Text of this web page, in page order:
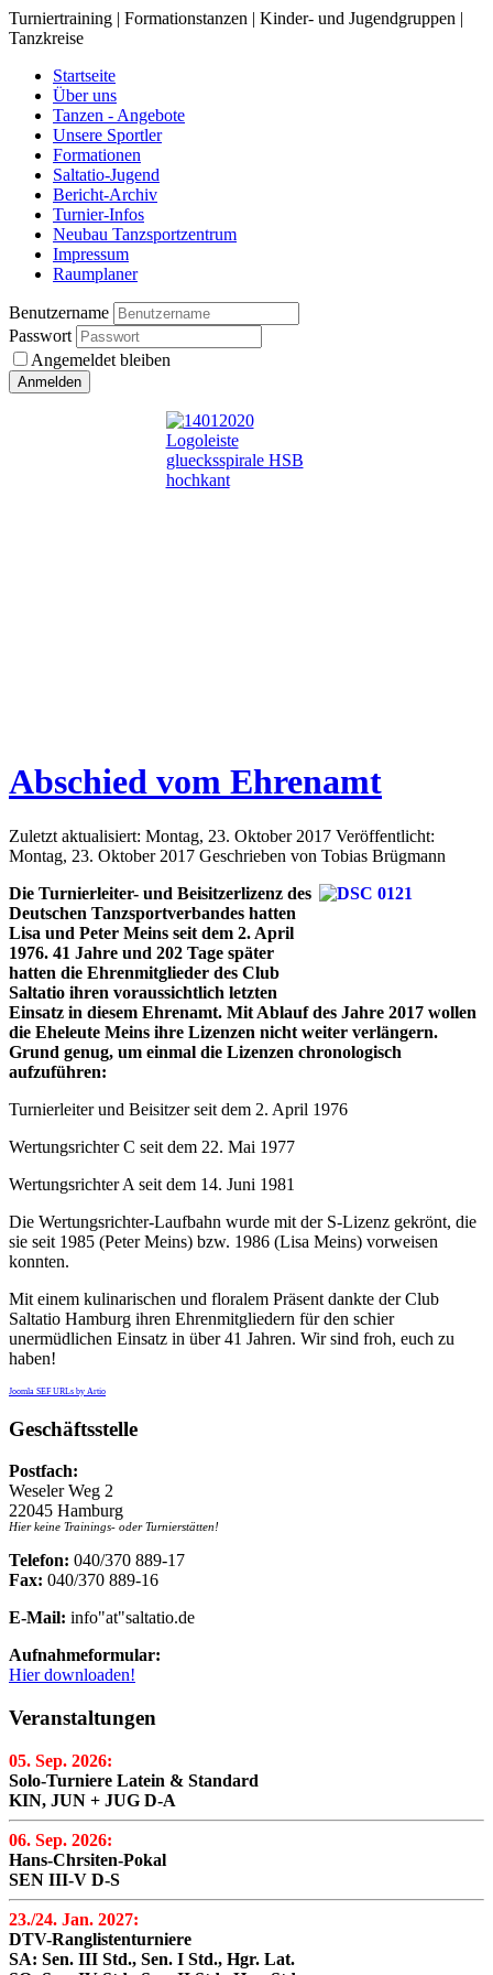
Turniertraining | Formationstanzen | Kinder- und Jugendgruppen |
Tanzkreise
Startseite
Über uns
Tanzen - Angebote
Unsere Sportler
Formationen
Saltatio-Jugend
Bericht-Archiv
Turnier-Infos
Neubau Tanzsportzentrum
Impressum
Raumplaner
Benutzername
Passwort
Angemeldet bleiben
Abschied vom Ehrenamt
Zuletzt aktualisiert: Montag, 23. Oktober 2017 Veröffentlicht:
Montag, 23. Oktober 2017 Geschrieben von Tobias Brügmann
Die Turnierleiter- und Beisitzerlizenz des
Deutschen Tanzsportverbandes hatten
Lisa und Peter Meins seit dem 2. April
1976. 41 Jahre und 202 Tage später
hatten die Ehrenmitglieder des Club
Saltatio ihren voraussichtlich letzten
Einsatz in diesem Ehrenamt. Mit Ablauf des Jahre 2017 wollen
die Eheleute Meins ihre Lizenzen nicht weiter verlängern.
Grund genug, um einmal die Lizenzen chronologisch
aufzuführen:
Turnierleiter und Beisitzer seit dem 2. April 1976
Wertungsrichter C seit dem 22. Mai 1977
Wertungsrichter A seit dem 14. Juni 1981
Die Wertungsrichter-Laufbahn wurde mit der S-Lizenz gekrönt, die
sie seit 1985 (Peter Meins) bzw. 1986 (Lisa Meins) vorweisen
konnten.
Mit einem kulinarischen und floralem Präsent dankte der Club
Saltatio Hamburg ihren Ehrenmitgliedern für den schier
unermüdlichen Einsatz in über 41 Jahren. Wir sind froh, euch zu
haben!
Joomla SEF URLs by Artio
Geschäftsstelle
Postfach:
Weseler Weg 2
22045 Hamburg
Hier keine Trainings- oder Turnierstätten!
Telefon: 040/370 889-17
Fax: 040/370 889-16
E-Mail: info"at"saltatio.de
Aufnahmeformular:
Hier downloaden!
Veranstaltungen
05. Sep. 2026:
Solo-Turniere Latein & Standard
KIN, JUN + JUG D-A
06. Sep. 2026:
Hans-Chrsiten-Pokal
SEN III-V D-S
23./24. Jan. 2027:
DTV-Ranglistenturniere
SA: Sen. III Std., Sen. I Std., Hgr. Lat.